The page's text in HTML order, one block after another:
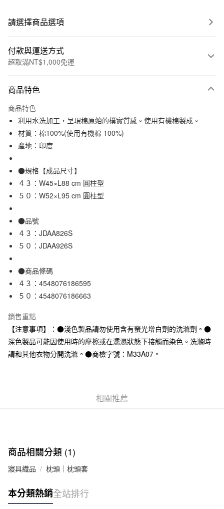
請選擇商品選項
付款與運送方式
超取滿NT$1,000免運
信用卡一次付款
信用卡分期付款
3 期 0 利率 每期NT$63
合作金庫商業銀行
上海商業儲蓄銀行
臺灣中小企業銀行
匯豐（台灣）商業銀行
元大商業銀行
玉山商業銀行
台灣樂天信用卡公司
超商取貨付款
LINE Pay
Apple Pay
悠遊付
運送方式
每筆NT$65，滿NT$1,000(含以上)免運費
付款後全家取貨
7-11取貨付款
每筆NT$65，滿NT$1,000(含以上)免運費
付款後7-11取貨
商品特色
商品特色
利用水洗加工，呈現棉原始的樸實質感。使用有機棉製成。
材質：棉100%(使用有機棉 100%)
產地：印度
●規格【成品尺寸】
４３：W45×L88 cm 圓柱型
５０：W52×L95 cm 圓柱型
●品號
４３：JDAA826S
５０：JDAA926S
●商品條碼
４３：4548076186595
５０：4548076186663
銷售重點
【注意事項】：●淺色製品請勿使用含有螢光增白劑的洗滌劑。●
深色製品可能因使用時的摩擦或在濡濕狀態下接觸而染色。洗滌時
請和其他衣物分開洗滌。●商檢字號：M33A07。
相關推薦
商品相關分類 (1)
寢具織品 枕頭｜枕頭套
本分類熱銷全站排行